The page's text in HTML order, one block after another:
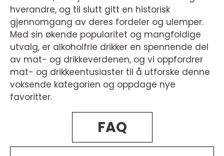
hverandre, og til slutt gitt en historisk
gjennomgang av deres fordeler og ulemper.
Med sin økende popularitet og mangfoldige
utvalg, er alkoholfrie drikker en spennende del
av mat- og drikkeverdenen, og vi oppfordrer
mat- og drikkeentusiaster til å utforske denne
voksende kategorien og oppdage nye
favoritter.
FAQ